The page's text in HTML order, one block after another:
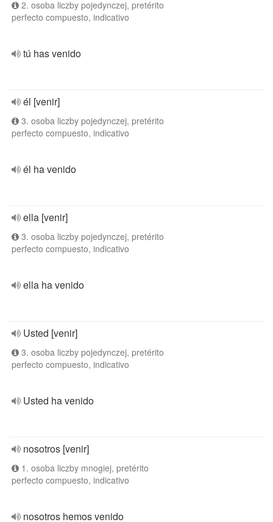
2. osoba liczby pojedynczej, pretérito
perfecto compuesto, indicativo
tú has venido
él [venir]
3. osoba liczby pojedynczej, pretérito
perfecto compuesto, indicativo
él ha venido
ella [venir]
3. osoba liczby pojedynczej, pretérito
perfecto compuesto, indicativo
ella ha venido
Usted [venir]
3. osoba liczby pojedynczej, pretérito
perfecto compuesto, indicativo
Usted ha venido
nosotros [venir]
1. osoba liczby mnogiej, pretérito
perfecto compuesto, indicativo
nosotros hemos venido